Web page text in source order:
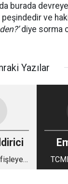
burada
ve
diye sorma
Yazılar
şekli